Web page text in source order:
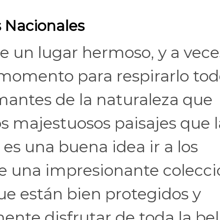
un lugar hermoso, y a
para respirarlo
de la naturaleza que
majestuosos paisajes que
una buena idea ir a los
una impresionante
están bien protegidos y